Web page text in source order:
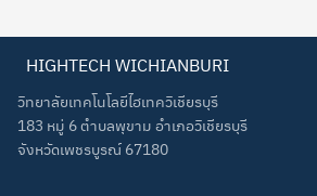
HIGHTECH WICHIANBURI
วิทยาลัยเทคโนโลยีไฮเทควิเชียรบุรี
183 หมู่ 6 ตำบลพุขาม อำเภอวิเชียรบุรี
จังหวัดเพชรบูรณ์ 67180